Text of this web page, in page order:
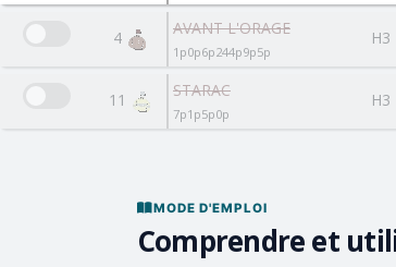
4 AVANT L'ORAGE
1p0p6p244p9p5p
H3
11 STARAC
7p1p5p0p
H3
MODE D'EMPLOI
Comprendre et